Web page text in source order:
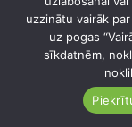
atrodas 6 vietās
SĀGA, Ādažos un
Street Burgers
burgerus, salātus
atradīs arī
varēs ikviens.
uzzinātu vairāk
uz pogas
sīkdatnēm,